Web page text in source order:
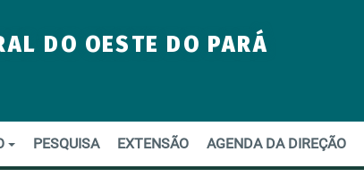
DO OESTE DO PARÁ
PESQUISA EXTENSÃO AGENDA DA DIREÇÃO